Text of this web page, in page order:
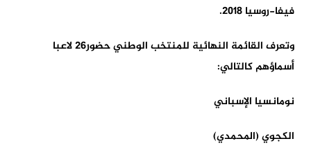
فيفا-روسيا 2018.
وتعرف القائمة النهائية للمنتخب الوطني حضور26 لاعبا
أسماؤهم كالتالي:
نومانسيا الإسباني
الكجوي (المحمدي)